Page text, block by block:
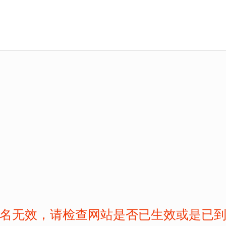
无效，请检查网站是否已生效或是已